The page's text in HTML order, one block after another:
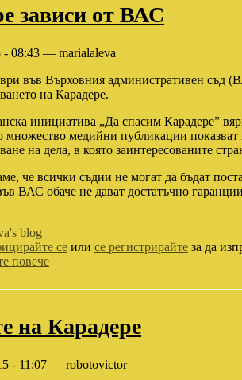
зависи от ВАС
- 08:43 — marialaleva
във Върховния административен съд
на Карадере.
инициатива „Да спасим Карадере”
медийни публикации показват
на дела, в която заинтересованите
че всички съдии не могат да бъдат
ВАС обаче не дават достатъчно
blog
се или се регистрирайте за да
повече
на Карадере
- 11:07 — robotovictor